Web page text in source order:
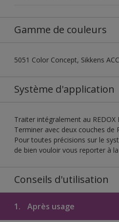
Gamme de couleurs
5051 Color Concept, Sikkens
Système d'application
Traiter intégralement au REDOX
Terminer avec deux couches de
Pour toutes précisions sur le
de bien vouloir vous reporter à
Conseils d'utilisation
1. Après usage